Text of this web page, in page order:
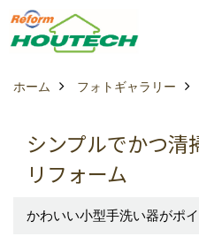
ホーム フォトギャラリー
シンプルでかつ清
リフォーム
かわいい小型手洗い器がポイ